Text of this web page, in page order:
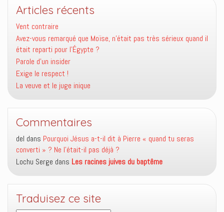
Articles récents
Vent contraire
Avez-vous remarqué que Moïse, n’était pas très sérieux quand il
était reparti pour l’Égypte ?
Parole d’un insider
Exige le respect !
La veuve et le juge inique
Commentaires
del dans Pourquoi Jésus a-t-il dit à Pierre « quand tu seras
converti » ? Ne l’était-il pas déjà ?
Lochu Serge dans Les racines juives du baptême
Traduisez ce site